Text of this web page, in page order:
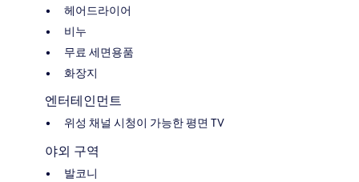
헤어드라이어
비누
무료 세면용품
화장지
엔터테인먼트
위성 채널 시청이 가능한 평면 TV
야외 구역
발코니